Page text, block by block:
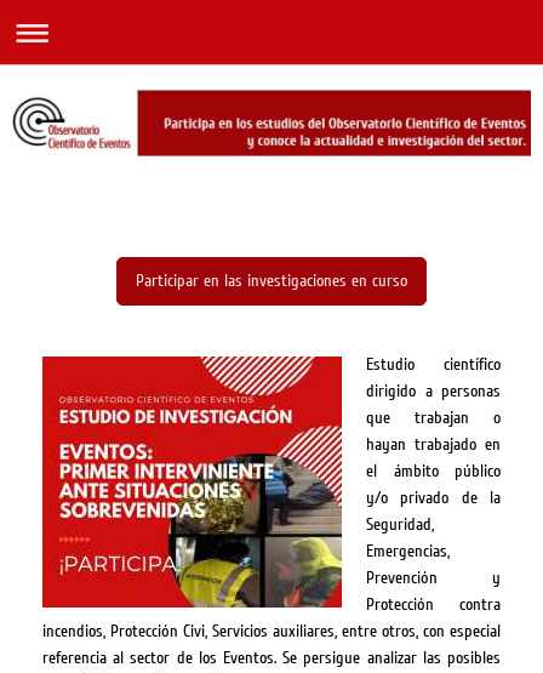
Participar en las investigaciones en curso
Estudio científico
dirigido a personas
que trabajan o
hayan trabajado en
el ámbito público
y/o privado de la
Seguridad,
Emergencias,
Prevención y
Protección contra
incendios, Protección Civi, Servicios auxiliares, entre otros, con especial
referencia al sector de los Eventos. Se persigue analizar las posibles